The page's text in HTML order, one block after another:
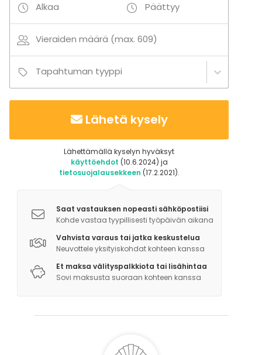
postivaunu pop up -tapahtumiin sekä muutama
päivävaunu matkustajille.
Tarjoilut voit järjestää joko itse tai antaa Reissujunan
poppoon pitää huolen täyshoidosta!
Lisätietoa aktiviteeteista
Junamatkalle on mahdollista järjestää aktiviteetteja
Alkaa Päättyy
Vieraiden määrä (max. 609)
Tapahtuman tyyppi
Lähetä kysely
Lähettämällä kyselyn hyväksyt
käyttöehdot (10.6.2024) ja
tietosuojalausekkeen (17.2.2021).
Saat vastauksen nopeasti sähköpostiisi
Kohde vastaa tyypillisesti työpäivän aikana
Vahvista varaus tai jatka keskustelua
Neuvottele yksityiskohdat kohteen kanssa
Et maksa välityspalkkiota tai lisähintaa
Sovi maksusta suoraan kohteen kanssa